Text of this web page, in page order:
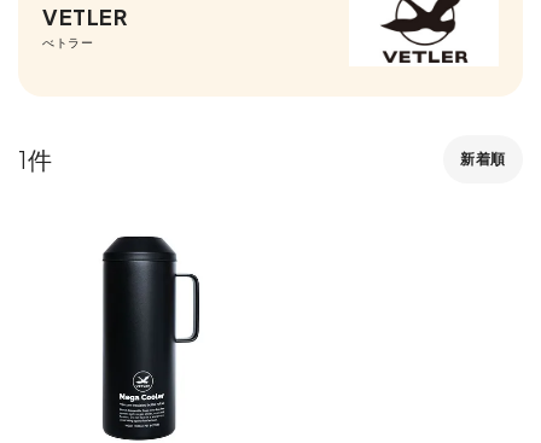
VETLER
べトラー
新着順
1